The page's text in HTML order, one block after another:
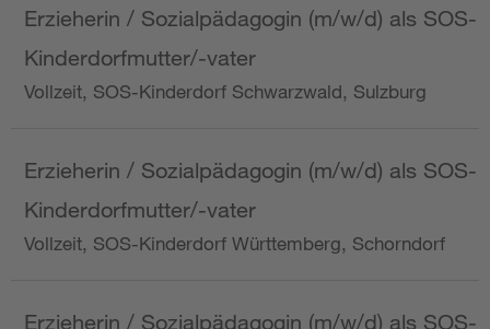
Erzieherin / Sozialpädagogin (m/w/d) als SOS-
Kinderdorfmutter/-vater
Vollzeit, SOS-Kinderdorf Schwarzwald, Sulzburg
Erzieherin / Sozialpädagogin (m/w/d) als SOS-
Kinderdorfmutter/-vater
Vollzeit, SOS-Kinderdorf Württemberg, Schorndorf
Erzieherin / Sozialpädagogin (m/w/d) als SOS-